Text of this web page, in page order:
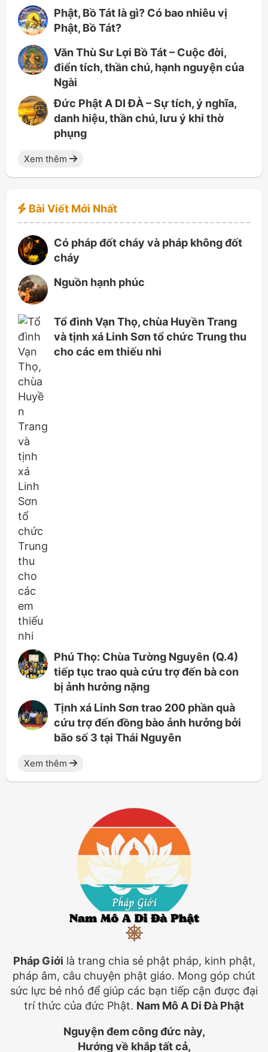
Phật, Bồ Tát là gì? Có bao nhiêu vị
Phật, Bồ Tát?
Văn Thù Sư Lợi Bồ Tát – Cuộc đời,
điển tích, thần chú, hạnh nguyện của
Ngài
Đức Phật A DI ĐÀ – Sự tích, ý nghĩa,
danh hiệu, thần chú, lưu ý khi thờ
phụng
Xem thêm
Bài Viết Mới Nhất
Có pháp đốt cháy và pháp không đốt
cháy
Nguồn hạnh phúc
Tổ đình Vạn Thọ, chùa Huyền Trang
và tịnh xá Linh Sơn tổ chức Trung thu
cho các em thiếu nhi
Phú Thọ: Chùa Tường Nguyên (Q.4)
tiếp tục trao quà cứu trợ đến bà con
bị ảnh hưởng nặng
Tịnh xá Linh Sơn trao 200 phần quà
cứu trợ đến đồng bào ảnh hưởng bởi
bão số 3 tại Thái Nguyên
Xem thêm
Pháp Giới là trang chia sẻ phật pháp, kinh phật,
pháp âm, câu chuyện phật giáo. Mong góp chút
sức lực bé nhỏ để giúp các bạn tiếp cận được đại
trí thức của đức Phật. Nam Mô A Di Đà Phật
Nguyện đem công đức này,
Hướng về khắp tất cả,